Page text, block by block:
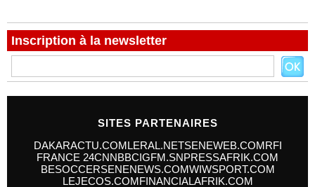
Inscription à la newsletter
SITES PARTENAIRES
DAKARACTU.COMLERAL.NETSENEWEB.COMRFI
FRANCE 24CNNBBCIGFM.SNPRESSAFRIK.COM
BESOCCERSENENEWS.COMWIWSPORT.COM
LEJECOS.COMFINANCIALAFRIK.COM